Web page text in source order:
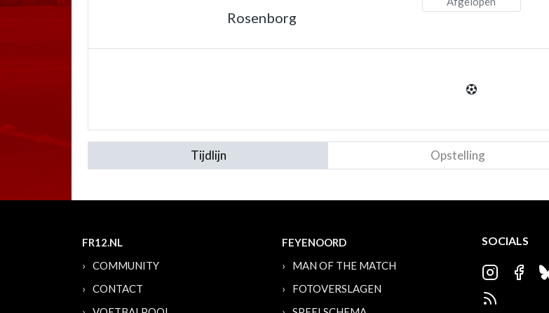
Rosenborg
Tijdlijn Opstelling
FR12.NL
COMMUNITY
CONTACT
FEYENOORD
MAN OF THE MATCH
FOTOVERSLAGEN
SOCIALS